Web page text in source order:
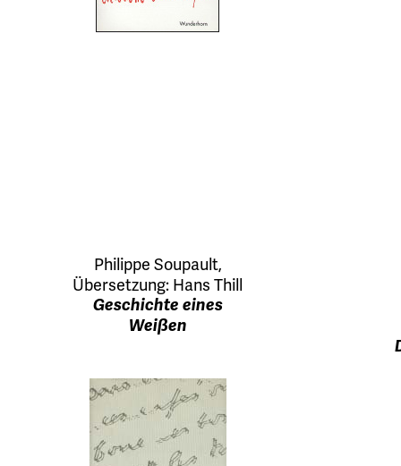
Philippe Soupault,
Übersetzung: Hans Thill
Geschichte eines
Weißen